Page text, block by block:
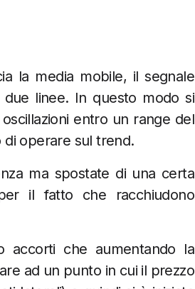
la media mobile, il segnale
linee. In questo modo si
entro un range del
di operare sul trend.
ma spostate di una certa
il fatto che racchiudono
accorti che aumentando la
ad un punto in cui il prezzo